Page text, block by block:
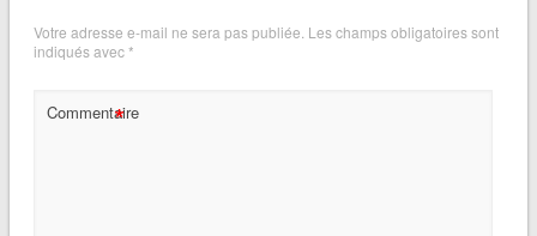
Votre adresse e-mail ne sera pas publiée. Les champs obligatoires sont
indiqués avec*
Commentaire
*